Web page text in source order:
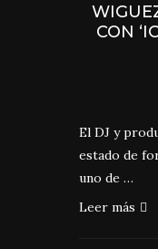
CON
El DJ y
estado de
uno de …
Leer más